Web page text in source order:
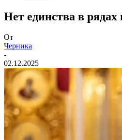
Нет единства в
От
Черника
-
02.12.2025